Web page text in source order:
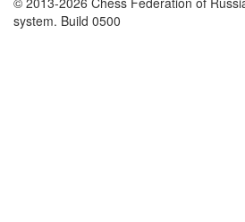
system. Build 0500